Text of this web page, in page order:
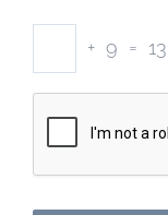
+ 9 = 13